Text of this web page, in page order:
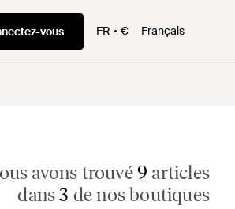
vous FR € Français
avons trouvé9 articles
dans3 de nos boutiques